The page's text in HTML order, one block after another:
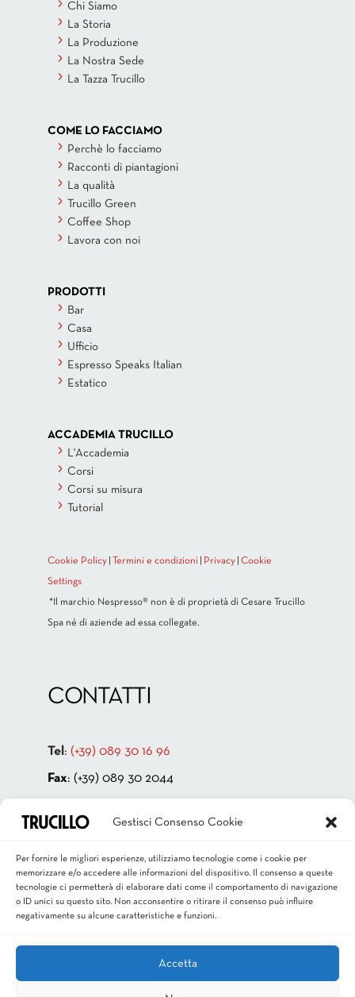
Gestisci Consenso Cookie
Per fornire le migliori esperienze, utilizziamo tecnologie come i cookie per
memorizzare e/o accedere alle informazioni del dispositivo. Il consenso a queste
tecnologie ci permetterà di elaborare dati come il comportamento di navigazione
o ID unici su questo sito. Non acconsentire o ritirare il consenso può influire
negativamente su alcune caratteristiche e funzioni.
Accetta
Chi Siamo
La Storia
La Produzione
La Nostra Sede
La Tazza Trucillo
COME LO FACCIAMO
Perchè lo facciamo
Racconti di piantagioni
La qualità
Trucillo Green
Coffee Shop
Lavora con noi
PRODOTTI
Bar
Casa
Ufficio
Espresso Speaks Italian
Estatico
ACCADEMIA TRUCILLO
L'Accademia
Corsi
Corsi su misura
Tutorial
Cookie Policy Termini e condizioni Privacy Cookie
Settings
*Il marchio Nespresso® non è di proprietà di Cesare Trucillo
Spa né di aziende ad essa collegate.
CONTATTI
Tel : (+39) 089 30 16 96
Fax: (+39) 089 30 2044
84131 Salerno – ITALIA
P.IVA 00181880659
Email:info@trucillo.it